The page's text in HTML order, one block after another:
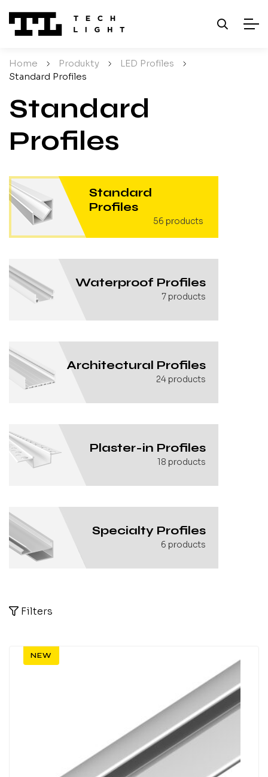
Home / Produkty / LED Profiles
/
Standard Profiles
Standard
Profiles
Standard
Profiles
56 products
Waterproof Profiles
7 products
Architectural Profiles
24 products
Plaster-in Profiles
18 products
Specialty Profiles
6 products
Filters
NEW